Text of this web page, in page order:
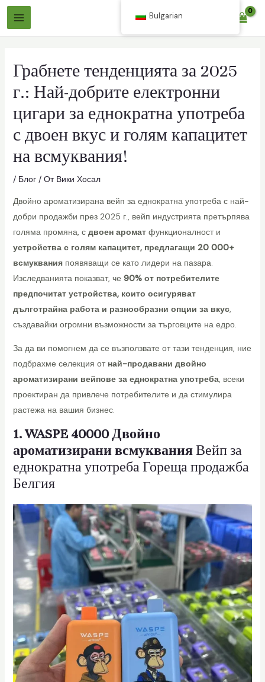
Премини
Главно
Грабнете тенденцията за 2025
г.: Най-добрите електронни
цигари за еднократна употреба
с двоен вкус и голям капацитет
на всмуквания!
/ Блог/ От Вики Хосал
Двойно ароматизирана вейп за еднократна употреба с най-
добри продажби през 2025 г., вейп индустрията претърпява
голяма промяна, с двоен ароматфункционалност и
устройства с голям капацитет, предлагащи 20 000+
всмукванияпоявяващи се като лидери на пазара.
Изследванията показват, че 90% от потребителите
предпочитат устройства, които осигуряват
дълготрайна работа и разнообразни опции за вкус,
създавайки огромни възможности за търговците на едро.
За да ви помогнем да се възползвате от тази тенденция, ние
подбрахме селекция от най-продавани двойно
ароматизирани вейпове за еднократна употреба, всеки
проектиран да привлече потребителите и да стимулира
растежа на вашия бизнес.
1. WASPE 40000 Двойно
ароматизирани всмукванияВейп за
еднократна употреба Гореща продажба
Белгия
Bulgarian